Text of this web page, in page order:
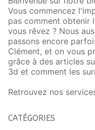
Vous commencez
pas comment obtenir
vous rêvez ? Nous
passons encore
Clément, et on vous
grâce à des articles
3d et comment les
Retrouvez nos
CATÉGORIES